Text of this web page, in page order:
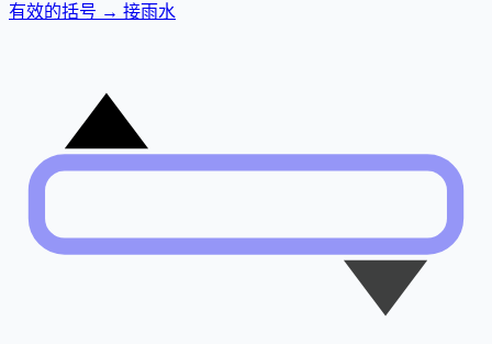
有效的括号 → 接雨水